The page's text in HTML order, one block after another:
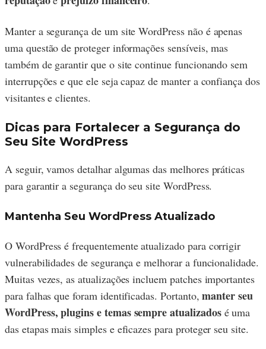
Manter a segurança de um site WordPress não é apenas
uma questão de proteger informações sensíveis, mas
também de garantir que o site continue funcionando sem
interrupções e que ele seja capaz de manter a confiança dos
visitantes e clientes.
Dicas para Fortalecer a Segurança do
Seu Site WordPress
A seguir, vamos detalhar algumas das melhores práticas
para garantir a segurança do seu site WordPress.
Mantenha Seu WordPress Atualizado
O WordPress é frequentemente atualizado para corrigir
vulnerabilidades de segurança e melhorar a funcionalidade.
Muitas vezes, as atualizações incluem patches importantes
para falhas que foram identificadas. Portanto,manter seu
WordPress, plugins e temas sempre atualizadosé uma
das etapas mais simples e eficazes para proteger seu site.